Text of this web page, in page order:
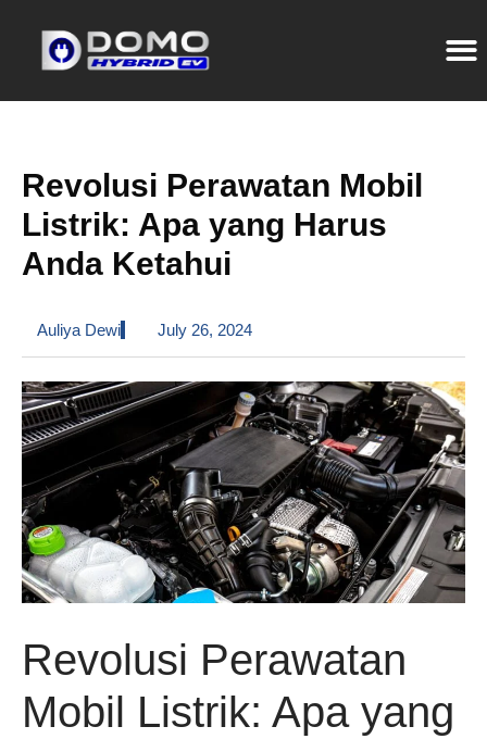
Revolusi Perawatan Mobil
Listrik: Apa yang Harus
Anda Ketahui
Auliya Dewi July 26, 2024
Revolusi Perawatan
Mobil Listrik: Apa yang